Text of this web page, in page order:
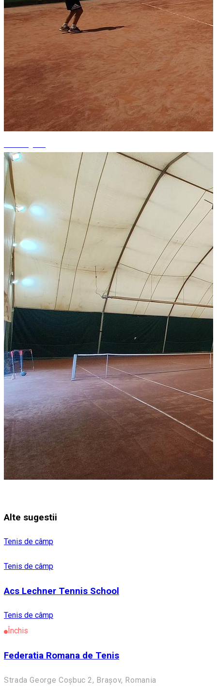
Alte sugestii
Tenis de câmp
Tenis de câmp
Acs Lechner Tennis School
Tenis de câmp
Închis
Federatia Romana de Tenis
Strada George Coșbuc 2, Brașov, Romania